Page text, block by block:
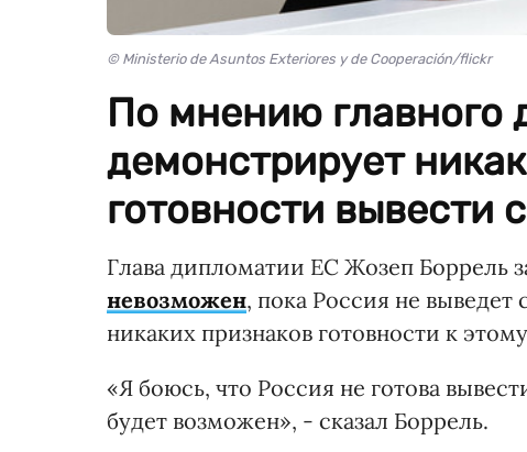
© Ministerio de Asuntos Exteriores y de Cooperación/flickr
По мнению главного
демонстрирует
готовности вывести
Глава дипломатии ЕС Жозеп Боррель
невозможен, пока Россия не
никаких признаков готовности к
«Я боюсь, что Россия не готова
будет возможен», - сказал Боррель.